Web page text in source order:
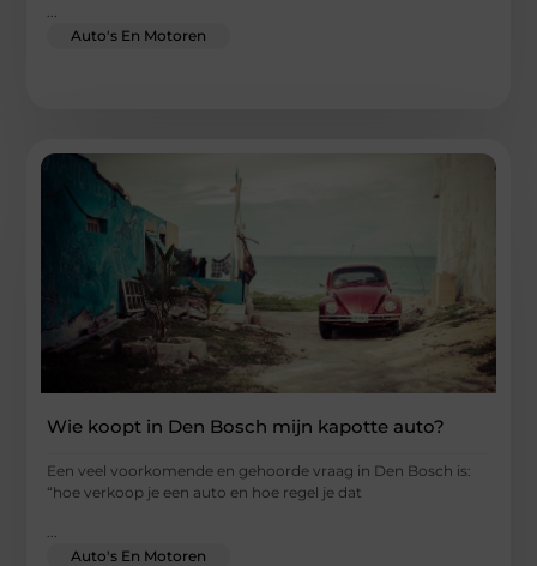
...
Auto's En Motoren
Wie koopt in Den Bosch mijn kapotte auto?
Een veel voorkomende en gehoorde vraag in Den Bosch is:
“hoe verkoop je een auto en hoe regel je dat
Auto's En Motoren